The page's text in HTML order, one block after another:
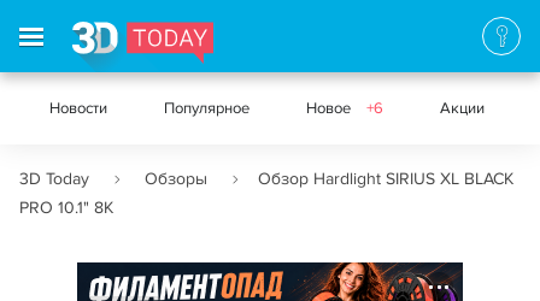
Новости Популярное Новое +6 Акции
3D Today Обзоры
Обзор Hardlight SIRIUS XL BLACK
PRO 10.1" 8K